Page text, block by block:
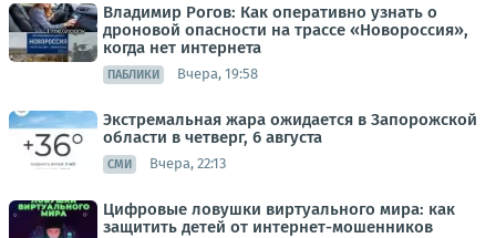
Владимир Рогов: Как оперативно узнать о
дроновой опасности на трассе «Новороссия»,
когда нет интернета
ПАБЛИКИ Вчера, 19:58
Экстремальная жара ожидается в Запорожской
области в четверг, 6 августа
СМИ Вчера, 22:13
Цифровые ловушки виртуального мира: как
защитить детей от интернет-мошенников